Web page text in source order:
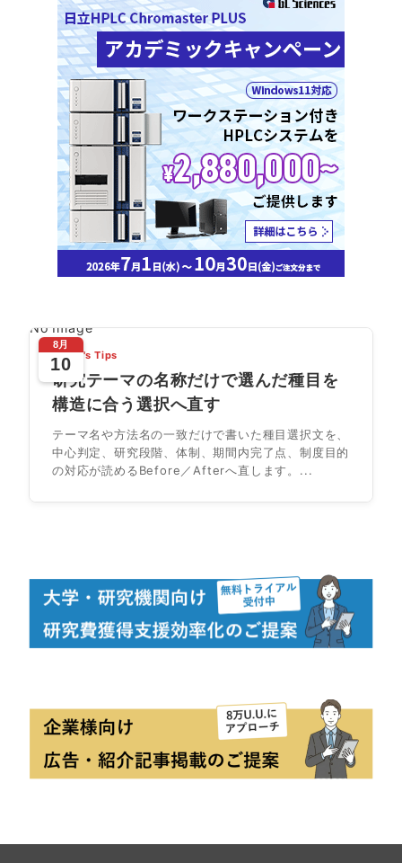
No Image
8月
10
Today's Tips
研究テーマの名称だけで選んだ種目を
構造に合う選択へ直す
テーマ名や方法名の一致だけで書いた種目選択文を、
中心判定、研究段階、体制、期間内完了点、制度目的
の対応が読めるBefore／Afterへ直します。...